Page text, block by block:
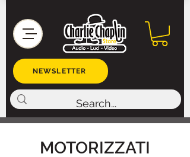
NEWSLETTER
MOTORIZZATI